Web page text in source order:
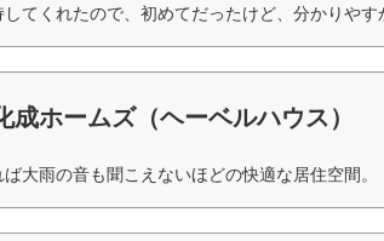
てくれたので、初めてだったけど、分かりやす
成ホームズ（ヘーベルハウス）
大雨の音も聞こえないほどの快適な居住空間。